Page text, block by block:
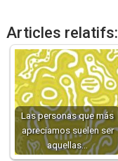
Articles relatifs:
Las personas que más
apreciamos suelen ser
aquellas…